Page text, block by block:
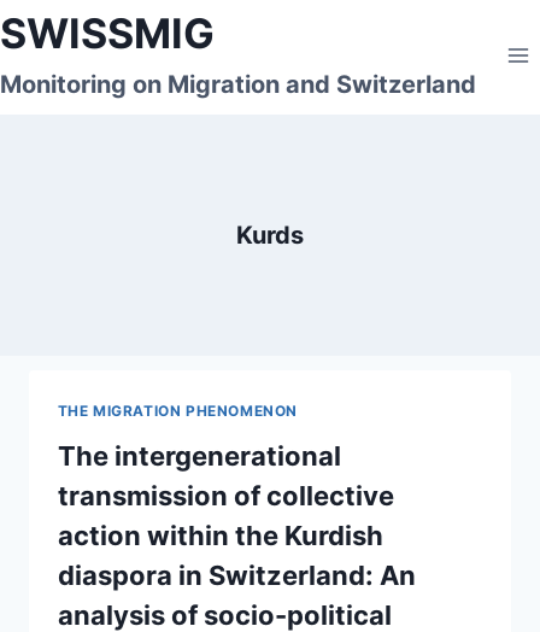
Skip
to
content
SWISSMIG
Monitoring on Migration and Switzerland
Kurds
THE MIGRATION PHENOMENON
The intergenerational
transmission of collective
action within the Kurdish
diaspora in Switzerland: An
analysis of socio-political